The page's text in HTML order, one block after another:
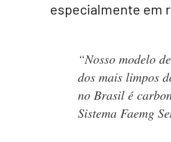
especialmente em
“Nosso modelo
dos mais limpos
no Brasil é
Sistema Faemg